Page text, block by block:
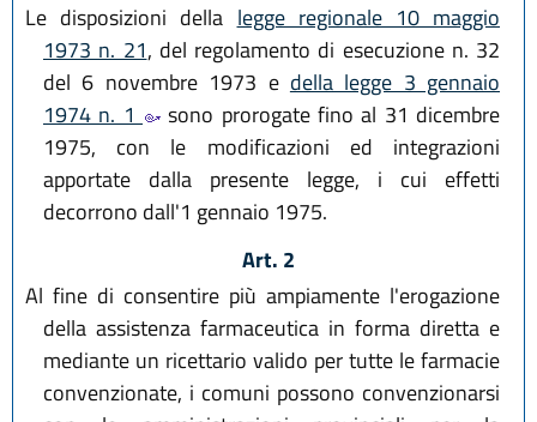
Le disposizioni della legge regionale 10 maggio
1973 n. 21, del regolamento di esecuzione n. 32
del 6 novembre 1973 e della legge 3 gennaio
1974 n. 1
sono prorogate fino al 31 dicembre
1975, con le modificazioni ed integrazioni
apportate dalla presente legge, i cui effetti
decorrono dall'1 gennaio 1975.
Art. 2
Al fine di consentire più ampiamente l'erogazione
della assistenza farmaceutica in forma diretta e
mediante un ricettario valido per tutte le farmacie
convenzionate, i comuni possono convenzionarsi